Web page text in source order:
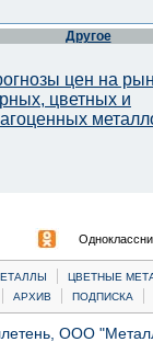
Другое
цен на
цветных и
|
ЦВЕТНЫЕ
| АРХИВ | ПОДПИСКА |
ООО